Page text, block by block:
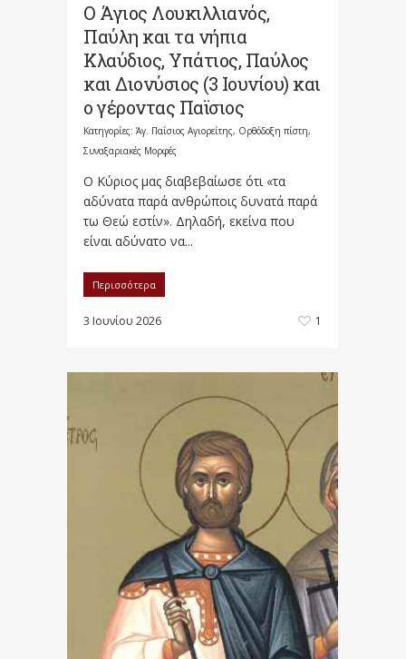
Ο Άγιος Λουκιλλιανός,
Παύλη και τα νήπια
Κλαύδιος, Υπάτιος, Παύλος
και Διονύσιος (3 Ιουνίου) και
ο γέροντας Παϊσιος
Κατηγορίες: Άγ. Παΐσιος Αγιορείτης, Ορθόδοξη πίστη,
Συναξαριακές Μορφές
Ο Κύριος μας διαβεβαίωσε ότι «τα
αδύνατα παρά ανθρώποις δυνατά παρά
τω Θεώ εστίν». Δηλαδή, εκείνα που
είναι αδύνατο να...
Περισσότερα
3 Ιουνίου 2026 1